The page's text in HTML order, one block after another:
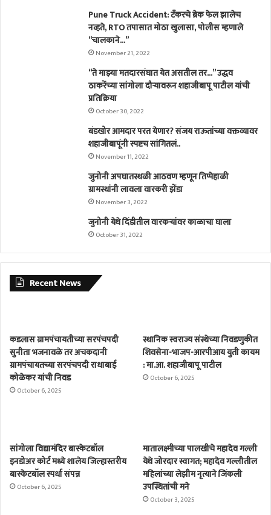
Pune Truck Accident: टँकरचे ब्रेक फेल झालेच
नव्हते, RTO तपासात मोठा खुलासा, पोलीस म्हणाले
“चालकाने…”
November 21, 2022
“ते माझ्या मतदारसंघात येत असतील तर…” उद्धव
ठाकरेंच्या सांगोला दौऱ्यावरून शहाजीबापू पाटील यांची
प्रतिक्रिया
October 30, 2022
बंडखोर आमदार परत येणार? संजय राऊतांच्या वक्तव्यावर
शहाजीबापूंनी स्पष्टच सांगितलं..
November 11, 2022
जुनोनी अपघातस्थळी आठवण म्हणून तिप्पेहाळी
ग्रामस्थांनी लावला वारकरी झेंडा
November 3, 2022
जुनोनी येथे दिंडीतील वारकर्‍यांवर काळाचा घाला
October 31, 2022
Recent News
कडलास ग्रामपंचायतीच्या सरपंचपदी
सुनीता भजनावळे तर अचकदानी
ग्रामपंचायतच्या सरपंचपदी राधाबाई
कोळेकर यांची निवड
October 6, 2025
स्थानिक स्वराज्य संस्थेच्या निवडणुकीत
शिवसेना-भाजप-आरपीआय युती कायम
: मा.आ. शहाजीबापू पाटील
October 6, 2025
सांगोला विद्यामंदिर बास्केटबॉल
इनडोअर कोर्ट मध्ये शालेय जिल्हास्तरीय
बास्केटबॉल स्पर्धा संपन्न
October 6, 2025
मातालक्ष्मीच्या पालखीचे महादेव गल्ली
येथे जोरदार स्वागत; महादेव गल्लीतील
महिलांच्या लेझीम नृत्याने जिंकली
उपस्थितांची मने
October 3, 2025